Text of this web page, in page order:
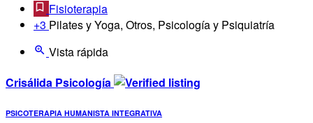
Fisioterapia
+3 Pilates y Yoga, Otros, Psicología y Psiquiatría
Vista rápida
Crisálida Psicología
PSICOTERAPIA HUMANISTA INTEGRATIVA